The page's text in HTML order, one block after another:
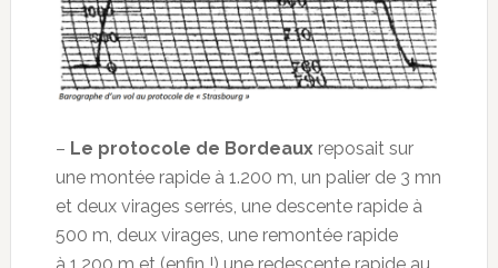
– Le protocole de Bordeaux reposait sur
une montée rapide à 1.200 m, un palier de 3 mn
et deux virages serrés, une descente rapide à
500 m, deux virages, une remontée rapide